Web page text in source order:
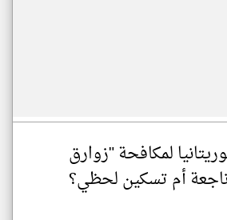
لمكافحة "زوارق
أم تسكين لحظي؟